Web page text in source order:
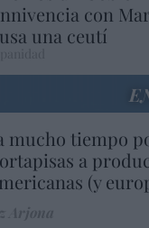
con
una ceutí
mucho tiempo
a
(y